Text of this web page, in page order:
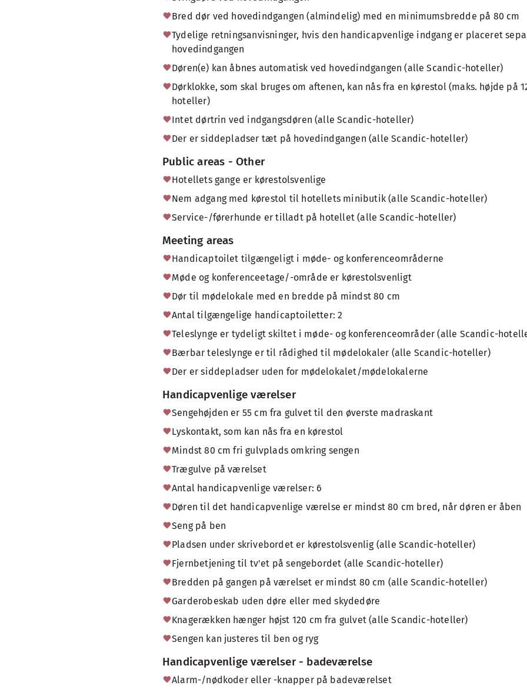
Bred dør ved hovedindgangen (almindelig) med en minimumsbredde på 80 cm
Tydelige retningsanvisninger, hvis den handicapvenlige indgang er placeret
hovedindgangen
Døren(e) kan åbnes automatisk ved hovedindgangen (alle Scandic-hoteller)
Dørklokke, som skal bruges om aftenen, kan nås fra en kørestol (maks. højde på
hoteller)
Intet dørtrin ved indgangsdøren (alle Scandic-hoteller)
Der er siddepladser tæt på hovedindgangen (alle Scandic-hoteller)
Public areas - Other
Hotellets gange er kørestolsvenlige
Nem adgang med kørestol til hotellets minibutik (alle Scandic-hoteller)
Service-/førerhunde er tilladt på hotellet (alle Scandic-hoteller)
Meeting areas
Handicaptoilet tilgængeligt i møde- og konferenceområderne
Møde og konferenceetage/-område er kørestolsvenligt
Dør til mødelokale med en bredde på mindst 80 cm
Antal tilgængelige handicaptoiletter: 2
Teleslynge er tydeligt skiltet i møde- og konferenceområder (alle Scandic-
Bærbar teleslynge er til rådighed til mødelokaler (alle Scandic-hoteller)
Der er siddepladser uden for mødelokalet/mødelokalerne
Handicapvenlige værelser
Sengehøjden er 55 cm fra gulvet til den øverste madraskant
Lyskontakt, som kan nås fra en kørestol
Mindst 80 cm fri gulvplads omkring sengen
Trægulve på værelset
Antal handicapvenlige værelser: 6
Døren til det handicapvenlige værelse er mindst 80 cm bred, når døren er åben
Seng på ben
Pladsen under skrivebordet er kørestolsvenlig (alle Scandic-hoteller)
Fjernbetjening til tv'et på sengebordet (alle Scandic-hoteller)
Bredden på gangen på værelset er mindst 80 cm (alle Scandic-hoteller)
Garderobeskab uden døre eller med skydedøre
Knagerækken hænger højst 120 cm fra gulvet (alle Scandic-hoteller)
Sengen kan justeres til ben og ryg
Handicapvenlige værelser - badeværelse
Alarm-/nødkoder eller -knapper på badeværelset